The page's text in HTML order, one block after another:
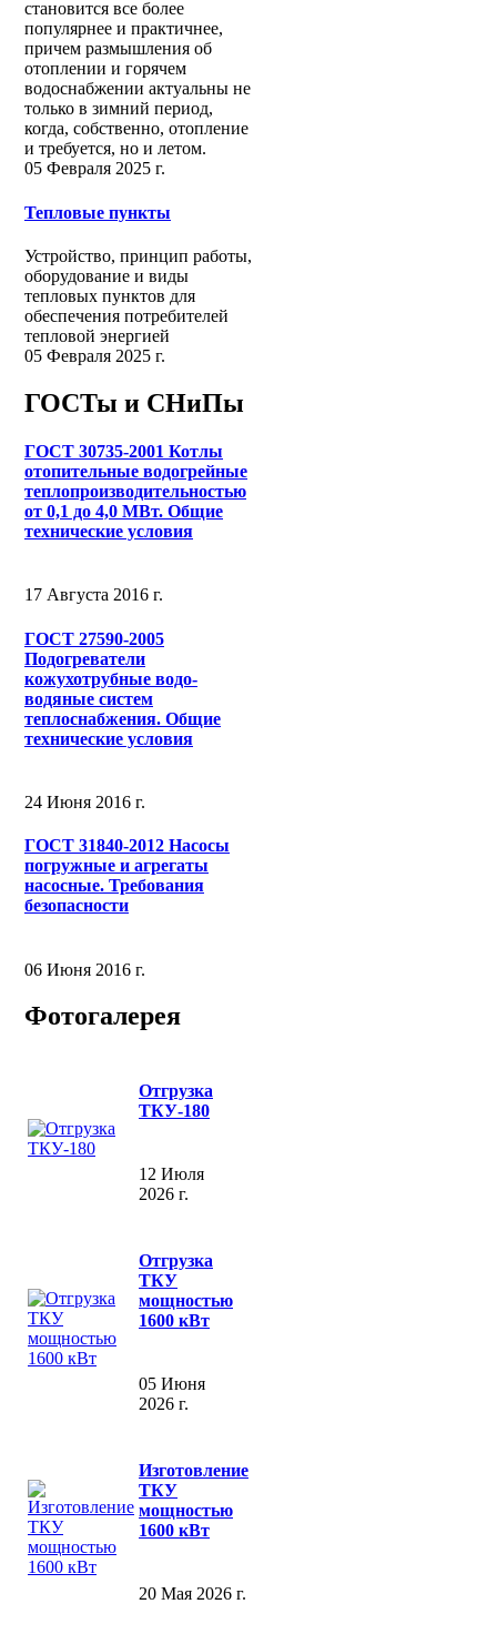
становится все более
популярнее и практичнее,
причем размышления об
отоплении и горячем
водоснабжении актуальны не
только в зимний период,
когда, собственно, отопление
и требуется, но и летом.
05 Февраля 2025 г.
Тепловые пункты
Устройство, принцип работы,
оборудование и виды
тепловых пунктов для
обеспечения потребителей
тепловой энергией
05 Февраля 2025 г.
ГОСТы и СНиПы
ГОСТ 30735-2001 Котлы
отопительные водогрейные
теплопроизводительностью
от 0,1 до 4,0 МВт. Общие
технические условия
17 Августа 2016 г.
ГОСТ 27590-2005
Подогреватели
кожухотрубные водо-
водяные систем
теплоснабжения. Общие
технические условия
24 Июня 2016 г.
ГОСТ 31840-2012 Насосы
погружные и агрегаты
насосные. Требования
безопасности
06 Июня 2016 г.
Фотогалерея
Отгрузка
ТКУ-180
12 Июля
2026 г.
Отгрузка
ТКУ
мощностью
1600 кВт
05 Июня
2026 г.
Изготовление
ТКУ
мощностью
1600 кВт
20 Мая 2026 г.